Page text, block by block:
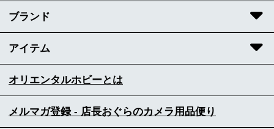
ブランド
アイテム
オリエンタルホビーとは
メルマガ登録 - 店長おぐらのカメラ用品便り